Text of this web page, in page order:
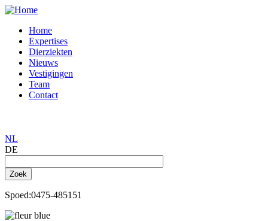
Ga
naar
inhoud
Hoofdnavigatie
Home
Expertises
Dierziekten
Nieuws
Vestigingen
Team
Contact
NL
DE
Spoed:0475-485151
Afbeelding